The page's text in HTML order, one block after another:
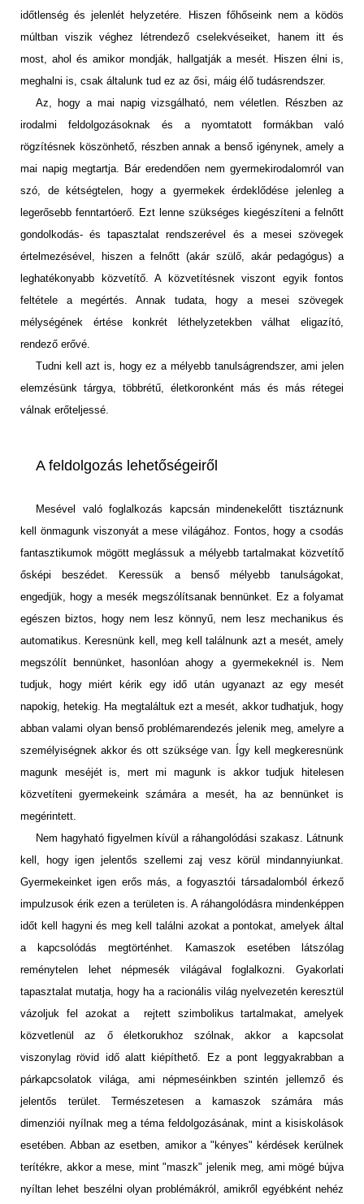
időtlenség és jelenlét helyzetére. Hiszen főhőseink nem a ködös
múltban viszik véghez létrendező cselekvéseiket, hanem itt és
most, ahol és amikor mondják, hallgatják a mesét. Hiszen élni is,
meghalni is, csak általunk tud ez az ősi, máig élő tudásrendszer.
Az, hogy a mai napig vizsgálható, nem véletlen. Részben az
irodalmi feldolgozásoknak és a nyomtatott formákban való
rögzítésnek köszönhető, részben annak a benső igénynek, amely a
mai napig megtartja. Bár eredendően nem gyermekirodalomról van
szó, de kétségtelen, hogy a gyermekek érdeklődése jelenleg a
legerősebb fenntartóerő. Ezt lenne szükséges kiegészíteni a felnőtt
gondolkodás- és tapasztalat rendszerével és a mesei szövegek
értelmezésével, hiszen a felnőtt (akár szülő, akár pedagógus) a
leghatékonyabb közvetítő. A közvetítésnek viszont egyik fontos
feltétele a megértés. Annak tudata, hogy a mesei szövegek
mélységének értése konkrét léthelyzetekben válhat eligazító,
rendező erővé.
Tudni kell azt is, hogy ez a mélyebb tanulságrendszer, ami jelen
elemzésünk tárgya, többrétű, életkoronként más és más rétegei
válnak erőteljessé.
A feldolgozás lehetőségeiről
Mesével való foglalkozás kapcsán mindenekelőtt tisztáznunk
kell önmagunk viszonyát a mese világához. Fontos, hogy a csodás
fantasztikumok mögött meglássuk a mélyebb tartalmakat közvetítő
ősképi beszédet. Keressük a benső mélyebb tanulságokat,
engedjük, hogy a mesék megszólítsanak bennünket. Ez a folyamat
egészen biztos, hogy nem lesz könnyű, nem lesz mechanikus és
automatikus. Keresnünk kell, meg kell találnunk azt a mesét, amely
megszólít bennünket, hasonlóan ahogy a gyermekeknél is. Nem
tudjuk, hogy miért kérik egy idő után ugyanazt az egy mesét
napokig, hetekig. Ha megtaláltuk ezt a mesét, akkor tudhatjuk, hogy
abban valami olyan benső problémarendezés jelenik meg, amelyre a
személyiségnek akkor és ott szüksége van. Így kell megkeresnünk
magunk meséjét is, mert mi magunk is akkor tudjuk hitelesen
közvetíteni gyermekeink számára a mesét, ha az bennünket is
megérintett.
Nem hagyható figyelmen kívül a ráhangolódási szakasz. Látnunk
kell, hogy igen jelentős szellemi zaj vesz körül mindannyiunkat.
Gyermekeinket igen erős más, a fogyasztói társadalomból érkező
impulzusok érik ezen a területen is. A ráhangolódásra mindenképpen
időt kell hagyni és meg kell találni azokat a pontokat, amelyek által
a kapcsolódás megtörténhet. Kamaszok esetében látszólag
reménytelen lehet népmesék világával foglalkozni. Gyakorlati
tapasztalat mutatja, hogy ha a racionális világ nyelvezetén keresztül
vázoljuk fel azokat a rejtett szimbolikus tartalmakat, amelyek
közvetlenül az ő életkorukhoz szólnak, akkor a kapcsolat
viszonylag rövid idő alatt kiépíthető. Ez a pont leggyakrabban a
párkapcsolatok világa, ami népmeséinkben szintén jellemző és
jelentős terület. Természetesen a kamaszok számára más
dimenziói nyílnak meg a téma feldolgozásának, mint a kisiskolások
esetében. Abban az esetben, amikor a "kényes" kérdések kerülnek
terítékre, akkor a mese, mint "maszk" jelenik meg, ami mögé bújva
nyíltan lehet beszélni olyan problémákról, amikről egyébként nehéz